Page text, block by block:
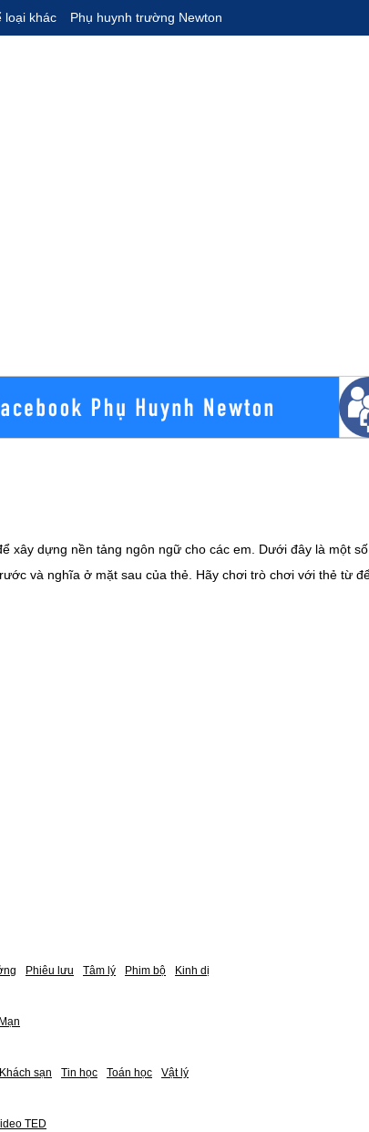
loại khác Phụ huynh trường Newton
xây dựng nền tảng ngôn ngữ cho các em. Dưới đây là một
và nghĩa ở mặt sau của thẻ. Hãy chơi trò chơi với thẻ từ
học qua bài hát, bộ phim hoạt hình, hoặc ứng dụng học
ngày. Học từ vựng và câu chuyện xoay quanh các chủ
ví dụ như khi ăn cơm, tắm rửa, hay đi chơi.Nhớ rằng việc
ngôn ngữ một cách tự nhiên và vui vẻ!Để chuẩn bị cho kỳ
trình và bài giảng để củng cố kiến thức từ đầu năm học.-
và đề thi để làm quen với định dạng và kiểu câu hỏi. 3. Luyện nghe và nói:-
hoặc tìm bạn bè để thực hành giao tiếp. 4. Tạo lịch học cố định:- Xác định thời
Phiêu lưu Tâm lý Phim bộ Kinh dị
sạn Tin học Toán học Vật lý
TED